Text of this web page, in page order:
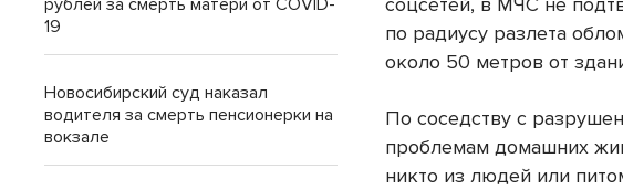
по радиусу разлета
около 50 метров от
По соседству с
проблемам домашних
никто из людей или
рублей за смерть матери от COVID-
19
Новосибирский суд наказал
водителя за смерть пенсионерки на
вокзале